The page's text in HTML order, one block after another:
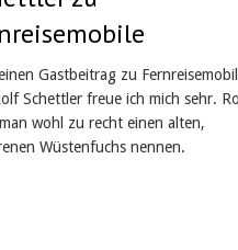
Gastbeitrag zu
Schettler freue ich mich sehr.
wohl zu recht einen alten,
Wüstenfuchs nennen.